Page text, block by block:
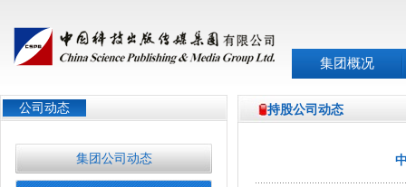
集团概况
公司动态
集团公司动态
持股公司动态